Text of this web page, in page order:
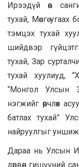
Ирээдүй өв
тухай, Мөнгө
тэмцэх тухай
шийдвэр
тухай, Зар
тухай хуулиуд,
“Монгол Улсын
нэгжийг өөрчлөх
батлах тухай”
найруулгыг уншиж
Дараа нь Улсын
дөрвөн гишүүний